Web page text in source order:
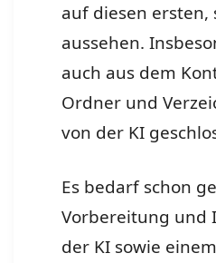
auf diesen ersten,
aussehen.
auch aus dem
Ordner und
von der KI
Es bedarf schon
Vorbereitung und
der KI sowie